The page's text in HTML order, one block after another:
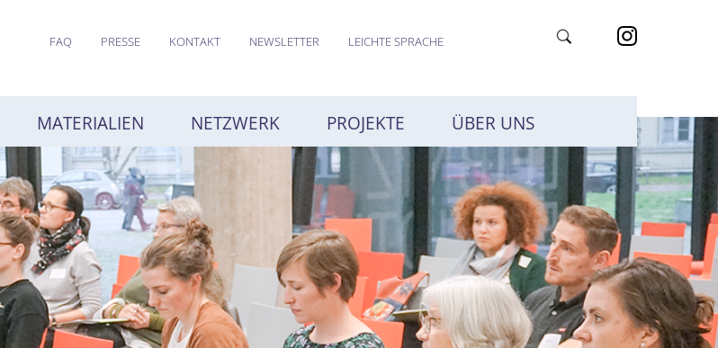
FAQ PRESSE KONTAKT NEWSLETTER LEICHTE SPRACHE
MATERIALIEN NETZWERK PROJEKTE ÜBER UNS